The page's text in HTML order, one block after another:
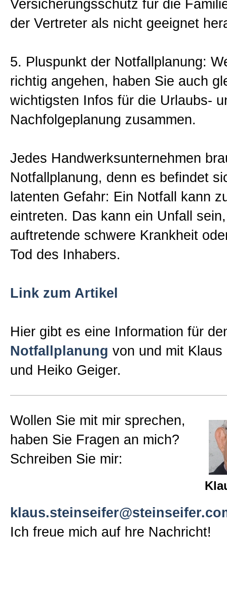
Versicherungsschutz für die
der Vertreter als nicht geeignet
5. Pluspunkt der Notfallplanung:
richtig angehen, haben Sie auch
wichtigsten Infos für die Urlaubs-
Nachfolgeplanung zusammen.
Jedes Handwerksunternehmen
Notfallplanung, denn es befindet
latenten Gefahr: Ein Notfall kann
eintreten. Das kann ein Unfall
auftretende schwere Krankheit
Tod des Inhabers.
Link zum Artikel
Hier gibt es eine Information für
Notfallplanung von und mit Klaus
und Heiko Geiger.
Wollen Sie mit mir sprechen,
haben Sie Fragen an mich?
Schreiben Sie mir:
Ich freue mich auf hre Nachricht!